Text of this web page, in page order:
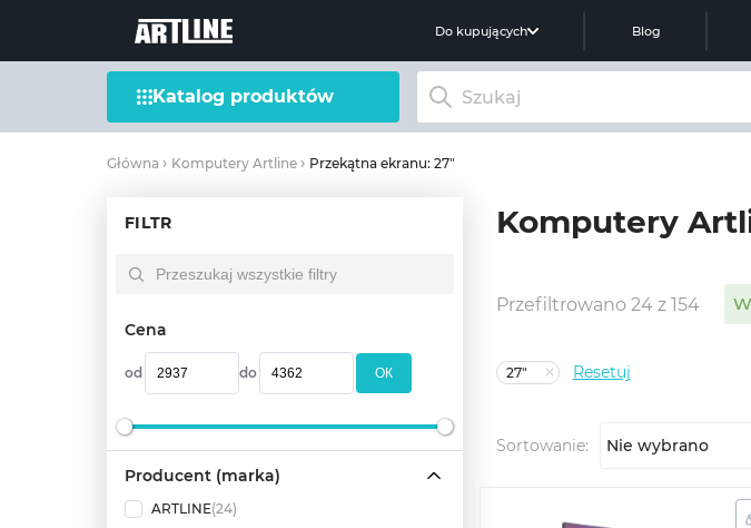
Do kupujących Blog
Katalog produktów
Główna Komputery Artline Przekątna ekranu: 27"
FILTR
Cena
od do OК
Producent (marka)
ARTLINE(24)
Komputery
Przefiltrowano 24 z 154
27" Resetuj
Sortowanie: Nie wybrano